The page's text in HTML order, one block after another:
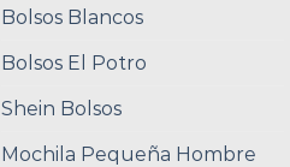
Bolsos Blancos
Bolsos El Potro
Shein Bolsos
Mochila Pequeña Hombre